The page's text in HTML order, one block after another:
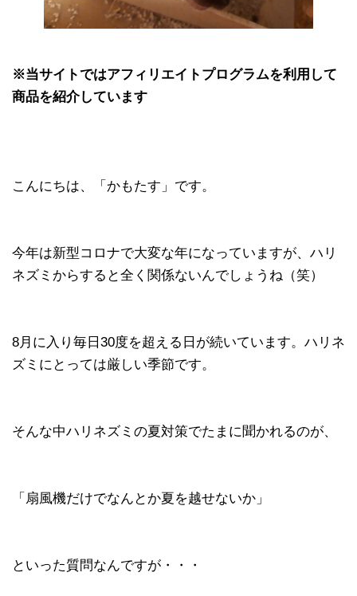
※当サイトではアフィリエイトプログラムを利用して
商品を紹介しています
こんにちは、「かもたす」です。
今年は新型コロナで大変な年になっていますが、ハリ
ネズミからすると全く関係ないんでしょうね（笑）
8月に入り毎日30度を超える日が続いています。ハリネ
ズミにとっては厳しい季節です。
そんな中ハリネズミの夏対策でたまに聞かれるのが、
「扇風機だけでなんとか夏を越せないか」
といった質問なんですが・・・